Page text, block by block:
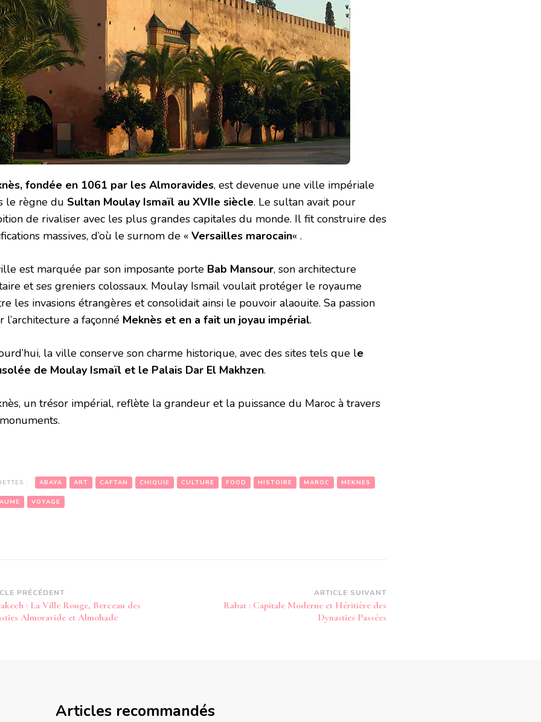
fondée en 1061 par les Almoravides, est devenue une ville impériale
le règne du Sultan Moulay Ismaïl au XVIIe siècle. Le sultan avait pour
de rivaliser avec les plus grandes capitales du monde. Il fit construire des
massives, d’où le surnom de « Versailles marocain« .
est marquée par son imposante porte Bab Mansour, son architecture
et ses greniers colossaux. Moulay Ismaïl voulait protéger le royaume
les invasions étrangères et consolidait ainsi le pouvoir alaouite. Sa passion
l’architecture a façonné Meknès et en a fait un joyau impérial.
la ville conserve son charme historique, avec des sites tels que le
de Moulay Ismaïl et le Palais Dar El Makhzen.
un trésor impérial, reflète la grandeur et la puissance du Maroc à travers
: ABAYA ART CAFTAN CHIQUIE CULTURE FOOD HISTOIRE MAROC MEKNES
VOYAGE
PRÉCÉDENT
: La Ville Rouge, Berceau des
Almoravide et Almohade
ARTICLE SUIVANT
Rabat : Capitale Moderne et Héritière des
Dynasties Passées
Articles recommandés